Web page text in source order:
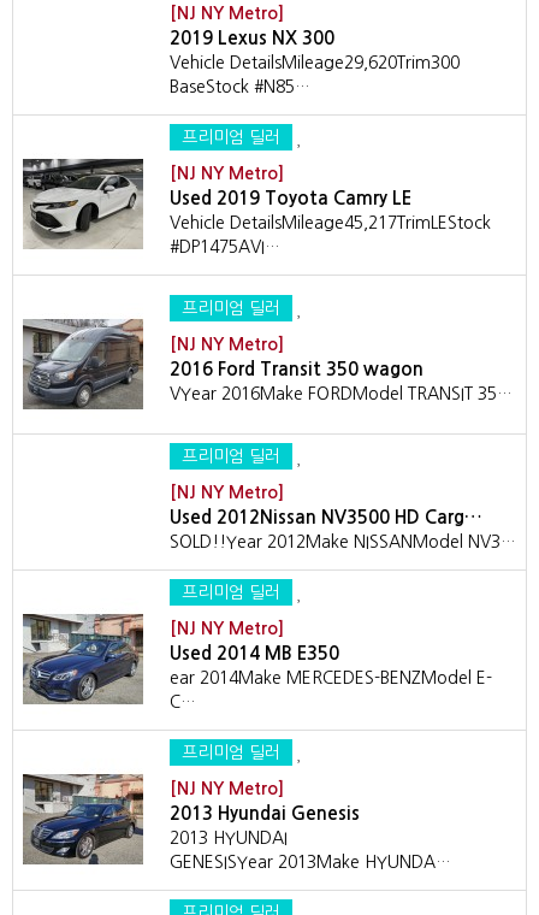
[NJ NY Metro]
2019 Lexus NX 300
Vehicle DetailsMileage29,620Trim300
BaseStock #N85…
프리미엄 딜러
[NJ NY Metro]
Used 2019 Toyota Camry LE
Vehicle DetailsMileage45,217TrimLEStock
#DP1475AVI…
프리미엄 딜러
[NJ NY Metro]
2016 Ford Transit 350 wagon
VYear 2016Make FORDModel TRANSIT 35…
프리미엄 딜러
[NJ NY Metro]
Used 2012Nissan NV3500 HD Carg…
SOLD!!Year 2012Make NISSANModel NV3…
프리미엄 딜러
[NJ NY Metro]
Used 2014 MB E350
ear 2014Make MERCEDES-BENZModel E-
C…
프리미엄 딜러
[NJ NY Metro]
2013 Hyundai Genesis
2013 HYUNDAI
GENESISYear 2013Make HYUNDA…